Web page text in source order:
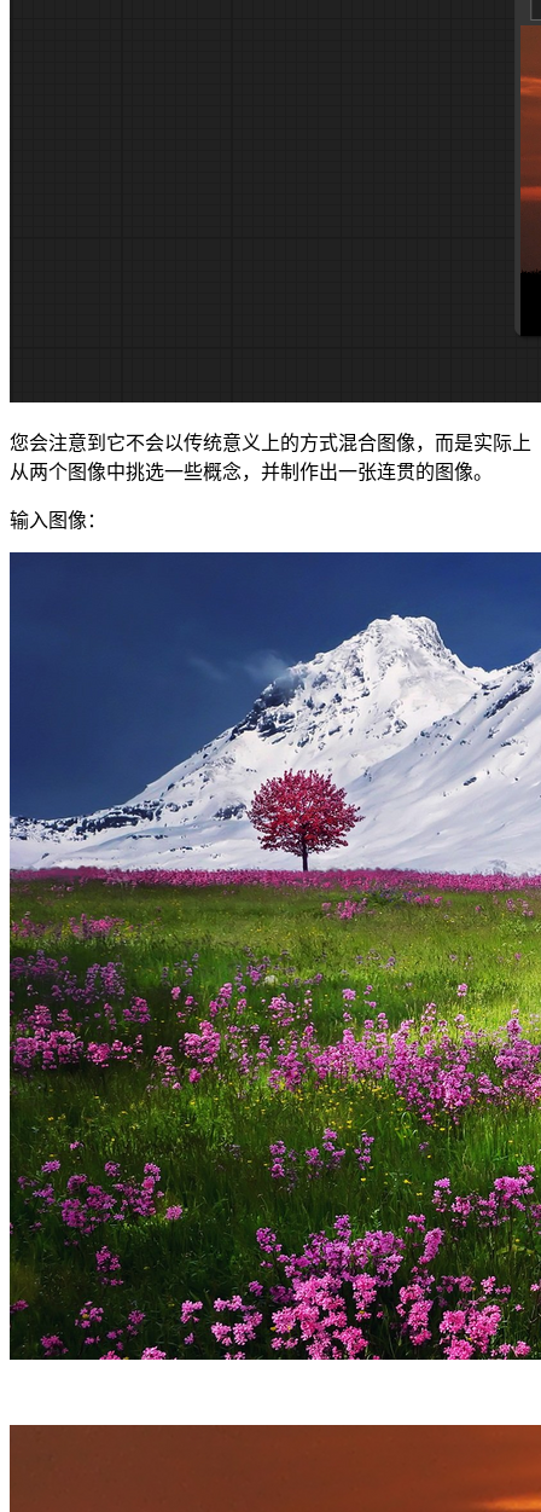
您会注意到它不会以传统意义上的方式混合图像，而是实际上
从两个图像中挑选一些概念，并制作出一张连贯的图像。
输入图像：